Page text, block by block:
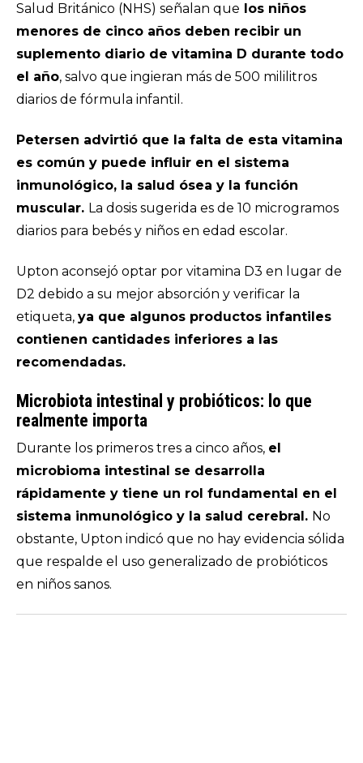
Salud Británico (NHS) señalan que los niños
menores de cinco años deben recibir un
suplemento diario de vitamina D durante todo
el año, salvo que ingieran más de 500 mililitros
diarios de fórmula infantil.
Petersen advirtió que la falta de esta vitamina
es común y puede influir en el sistema
inmunológico, la salud ósea y la función
muscular. La dosis sugerida es de 10 microgramos
diarios para bebés y niños en edad escolar.
Upton aconsejó optar por vitamina D3 en lugar de
D2 debido a su mejor absorción y verificar la
etiqueta, ya que algunos productos infantiles
contienen cantidades inferiores a las
recomendadas.
Microbiota intestinal y probióticos: lo que
realmente importa
Durante los primeros tres a cinco años, el
microbioma intestinal se desarrolla
rápidamente y tiene un rol fundamental en el
sistema inmunológico y la salud cerebral. No
obstante, Upton indicó que no hay evidencia sólida
que respalde el uso generalizado de probióticos
en niños sanos.